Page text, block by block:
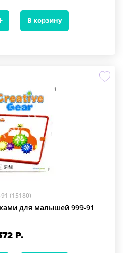
В корзину
(15180)
для малышей 999-91
Р.